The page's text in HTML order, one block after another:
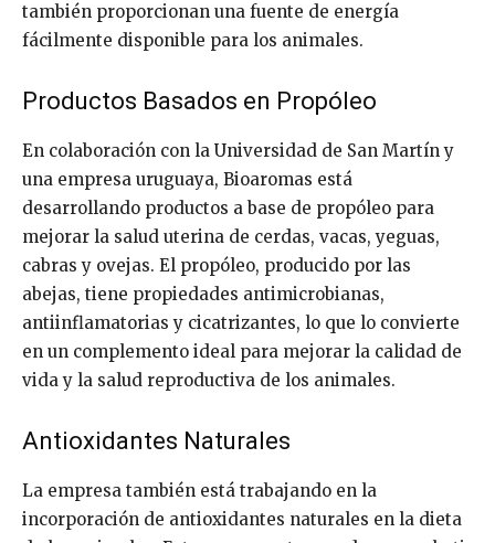
también proporcionan una fuente de energía
fácilmente disponible para los animales.
Productos Basados en Propóleo
En colaboración con la Universidad de San Martín y
una empresa uruguaya, Bioaromas está
desarrollando productos a base de propóleo para
mejorar la salud uterina de cerdas, vacas, yeguas,
cabras y ovejas. El propóleo, producido por las
abejas, tiene propiedades antimicrobianas,
antiinflamatorias y cicatrizantes, lo que lo convierte
en un complemento ideal para mejorar la calidad de
vida y la salud reproductiva de los animales.
Antioxidantes Naturales
La empresa también está trabajando en la
incorporación de antioxidantes naturales en la dieta